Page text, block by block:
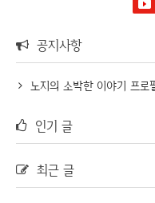
공지사항
노지의 소박한 이야기 프로
인기 글
최근 글